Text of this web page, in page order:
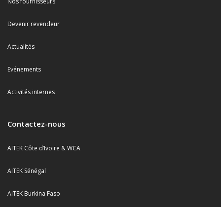
Devenir revendeur
Actualités
Evénements
Activités internes
Contactez-nous
AITEK Côte d’Ivoire & WCA
AITEK Sénégal
AITEK Burkina Faso